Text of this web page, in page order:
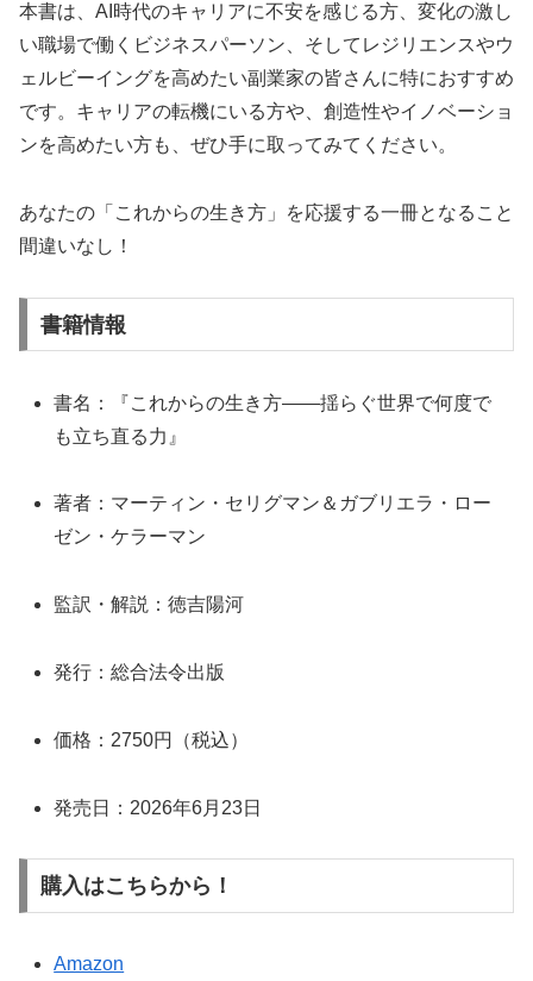
本書は、AI時代のキャリアに不安を感じる方、変化の激し
い職場で働くビジネスパーソン、そしてレジリエンスやウ
ェルビーイングを高めたい副業家の皆さんに特におすすめ
です。キャリアの転機にいる方や、創造性やイノベーショ
ンを高めたい方も、ぜひ手に取ってみてください。
あなたの「これからの生き方」を応援する一冊となること
間違いなし！
書籍情報
書名：『これからの生き方――揺らぐ世界で何度で
も立ち直る力』
著者：マーティン・セリグマン＆ガブリエラ・ロー
ゼン・ケラーマン
監訳・解説：徳吉陽河
発行：総合法令出版
価格：2750円（税込）
発売日：2026年6月23日
購入はこちらから！
Amazon